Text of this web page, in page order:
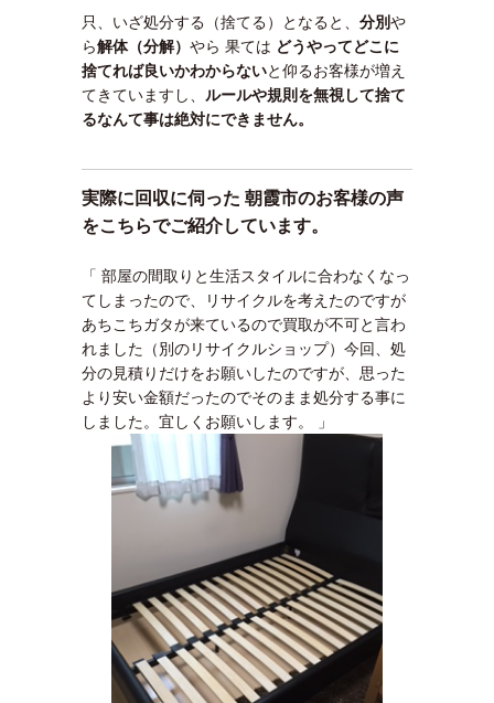
只、いざ処分する（捨てる）となると、 分別や
ら解体（分解） やら 果ては どうやってどこに
捨てれば良いかわからないと仰るお客様が増え
てきていますし、 ルールや規則を無視して捨て
るなんて事は絶対にできません。
実際に回収に伺った 朝霞市のお客様の声
をこちらでご紹介しています。
「 部屋の間取りと生活スタイルに合わなくなっ
てしまったので、リサイクルを考えたのですが
あちこちガタが来ているので買取が不可と言わ
れました（別のリサイクルショップ）今回、処
分の見積りだけをお願いしたのですが、思った
より安い金額だったのでそのまま処分する事に
しました。宜しくお願いします。 」